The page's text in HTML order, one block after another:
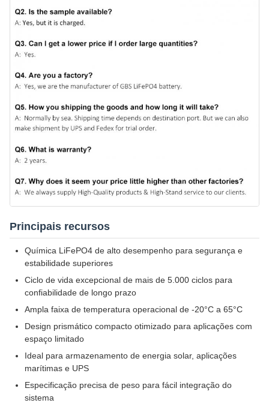
Principais recursos
Química LiFePO4 de alto desempenho para segurança e
estabilidade superiores
Ciclo de vida excepcional de mais de 5.000 ciclos para
confiabilidade de longo prazo
Ampla faixa de temperatura operacional de -20°C a 65°C
Design prismático compacto otimizado para aplicações com
espaço limitado
Ideal para armazenamento de energia solar, aplicações
marítimas e UPS
Especificação precisa de peso para fácil integração do
sistema